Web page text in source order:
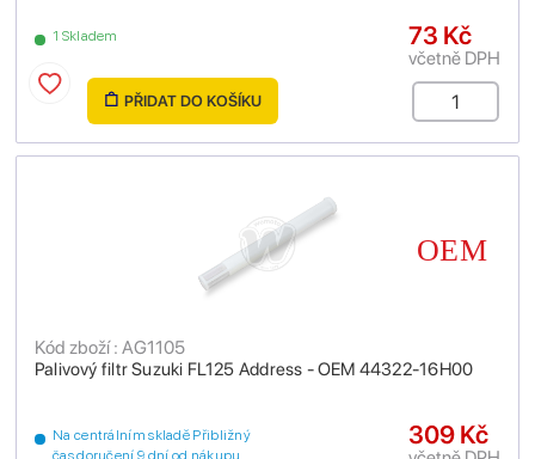
1 Skladem 73 Kč
včetně DPH
PŘIDAT DO KOŠÍKU
Palivový filtr Suzuki FL125 Address - OEM 44322-16H00
Kód zboží : AG1105
Na centrálním skladě Přibližný
čas doručení 9 dní od nákupu
309 Kč